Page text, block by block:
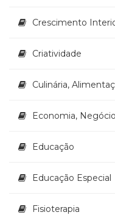
Crescimento
Criatividade
Culinária,
Economia,
Educação
Educação Especial
Fisioterapia